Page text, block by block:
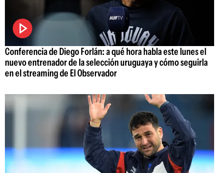
Conferencia de Diego Forlán: a qué hora habla este lunes el
nuevo entrenador de la selección uruguaya y cómo seguirla
en el streaming de El Observador